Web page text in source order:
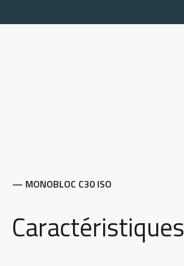
— MONOBLOC C30 ISO
Caractéristiques